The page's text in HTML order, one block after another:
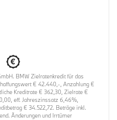
BMW Zielratenkredit für das
€ 42.440,-, Anzahlung €
Kreditrate € 362,30, Zielrate €
eff. Jahreszinssatz 6,46%,
€ 34.522,72. Beträge inkl.
Änderungen und Irrtümer